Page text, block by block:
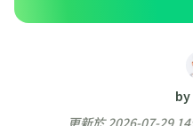
by
更新於 2026-07-29